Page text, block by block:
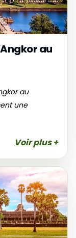
au
au
une
Voir plus +